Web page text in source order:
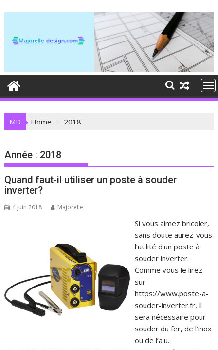
MD Home 2018
Année : 2018
Quand faut-il utiliser un poste à souder
inverter?
4 juin 2018 Majorelle
Si vous aimez bricoler,
sans doute aurez-vous
l’utilité d’un poste à
souder inverter.
Comme vous le lirez
sur
https://www.poste-a-
souder-inverter.fr, il
sera nécessaire pour
souder du fer, de l’inox
ou de l’alu.